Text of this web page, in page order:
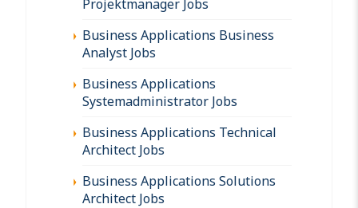
Projektmanager Jobs
Business Applications Business
Analyst Jobs
Business Applications
Systemadministrator Jobs
Business Applications Technical
Architect Jobs
Business Applications Solutions
Architect Jobs